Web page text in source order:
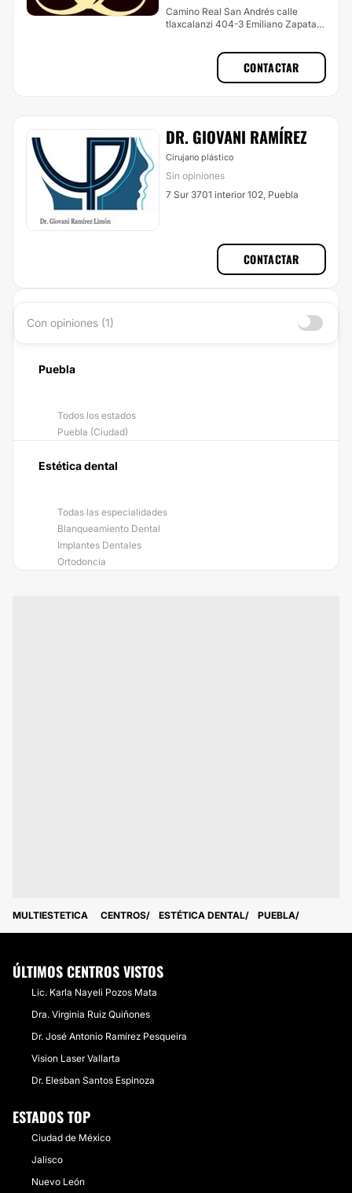
Camino Real San Andrés calle
tlaxcalanzi 404-3 Emiliano Zapata,
CONTACTAR
DR. GIOVANI RAMÍREZ
Cirujano plástico
Sin opiniones
7 Sur 3701 interior 102, Puebla
CONTACTAR
Con opiniones (1)
Puebla
Todos los estados
Puebla (Ciudad)
Estética dental
Todas las especialidades
Blanqueamiento Dental
Implantes Dentales
Ortodoncia
MULTIESTETICA CENTROS ESTÉTICA DENTAL PUEBLA
ÚLTIMOS CENTROS VISTOS
​Lic. Karla Nayeli Pozos Mata
Dra. Virginia Ruiz Quiñones
Dr. José Antonio Ramírez Pesqueira
Vision Laser Vallarta
Dr. Elesban Santos Espinoza
ESTADOS TOP
Ciudad de México
Jalisco
Nuevo León